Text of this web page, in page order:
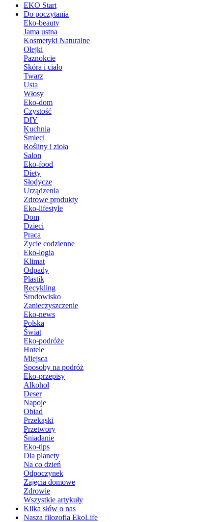
EKO Start
Do poczytania
Eko-beauty
Jama ustna
Kosmetyki Naturalne
Olejki
Paznokcie
Skóra i ciało
Twarz
Usta
Włosy
Eko-dom
Czystość
DIY
Kuchnia
Śmieci
Rośliny i zioła
Salon
Eko-food
Diety
Słodycze
Urządzenia
Zdrowe produkty
Eko-lifestyle
Dom
Dzieci
Praca
Życie codzienne
Eko-logia
Klimat
Odpady
Plastik
Recykling
Środowisko
Zanieczyszczenie
Eko-news
Polska
Świat
Eko-podróże
Hotele
Miejsca
Sposoby na podróż
Eko-przepisy
Alkohol
Deser
Napoje
Obiad
Przekąski
Przetwory
Śniadanie
Eko-tips
Dla planety
Na co dzień
Odpoczynek
Zajęcia domowe
Zdrowie
Wszystkie artykuły
Kilka słów o nas
Nasza filozofia EkoLife